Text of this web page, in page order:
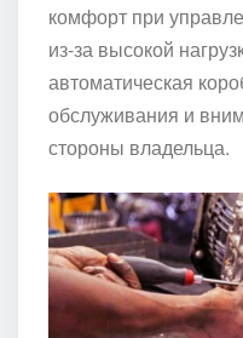
комфорт при
из-за высокой
автоматическая
обслуживания и
стороны владельца.